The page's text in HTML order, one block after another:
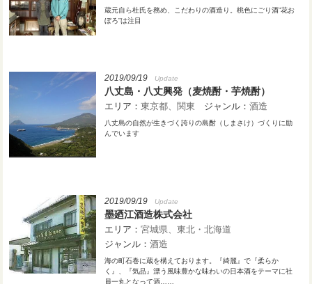
蔵元自ら杜氏を務め、こだわりの酒造り。桃色にごり酒”花お
ぼろ”は注目
2019/09/19 Update
八丈島・八丈興発（麦焼酎・芋焼酎）
エリア：東京都 関東 ジャンル： 酒造
八丈島の自然が生きづく誇りの島酎（しまさけ）づくりに励
んでいます
2019/09/19 Update
墨廼江酒造株式会社
エリア：宮城県
東北・北海道
ジャンル：酒造
海の町石巻に蔵を構えております。『綺麗』で『柔らか
く』、『気品』漂う風味豊かな味わいの日本酒をテーマに社
員一丸となって酒……